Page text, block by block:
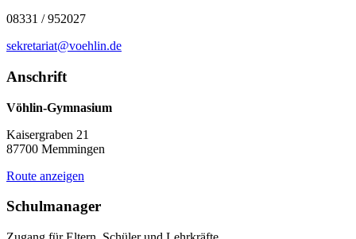
08331 / 952027
sekretariat@voehlin.de
Anschrift
Vöhlin-Gymnasium
Kaisergraben 21
87700 Memmingen
Route anzeigen
Schulmanager